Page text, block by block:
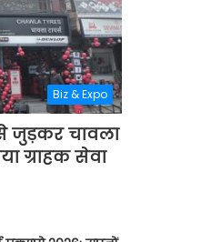
Biz & Expo
जुड़कर चावला
ग्राहक सेवा